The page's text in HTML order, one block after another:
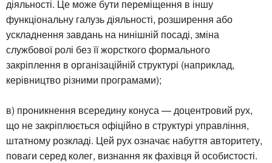
діяльності. Це може бути переміщення в іншу
функціональну галузь діяльності, розширення або
ускладнення завдань на нинішній посаді, зміна
службової ролі без її жорсткого формального
закріплення в організаційній структурі (наприклад,
керівництво різними програмами);
в) проникнення всередину конуса — доцентровий рух,
що не закріплюється офіційно в структурі управління,
штатному розкладі. Цей рух означає набуття авторитету,
поваги серед колег, визнання як фахівця й особистості.